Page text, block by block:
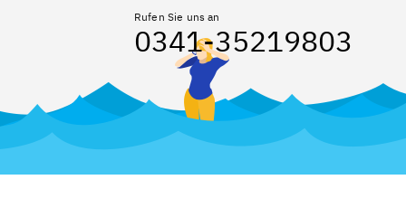
Rufen Sie uns an
0341-35219803